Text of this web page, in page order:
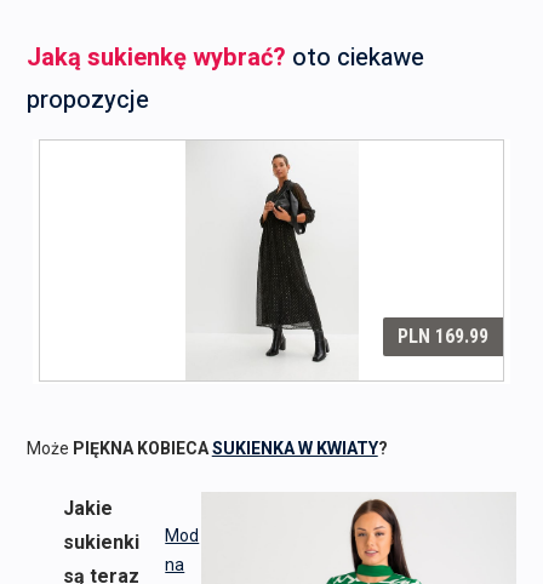
Jaką sukienkę wybrać? oto ciekawe
propozycje
Może PIĘKNA KOBIECASUKIENKA W KWIATY?
Mod
na
Jakie
sukienki
są teraz